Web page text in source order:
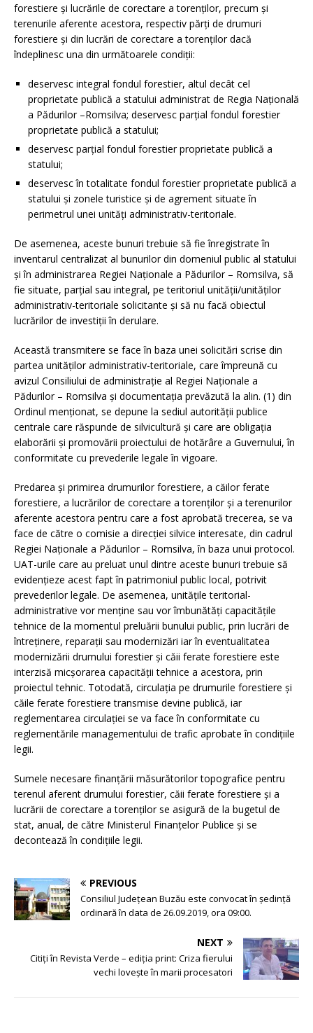
forestiere și lucrările de corectare a torenților, precum și
terenurile aferente acestora, respectiv părți de drumuri
forestiere și din lucrări de corectare a torenților dacă
îndeplinesc una din următoarele condiții:
deservesc integral fondul forestier, altul decât cel
proprietate publică a statului administrat de Regia Națională
a Pădurilor –Romsilva; deservesc parțial fondul forestier
proprietate publică a statului;
deservesc parțial fondul forestier proprietate publică a
statului;
deservesc în totalitate fondul forestier proprietate publică a
statului și zonele turistice și de agrement situate în
perimetrul unei unități administrativ-teritoriale.
De asemenea, aceste bunuri trebuie să fie înregistrate în
inventarul centralizat al bunurilor din domeniul public al statului
și în administrarea Regiei Naționale a Pădurilor – Romsilva, să
fie situate, parțial sau integral, pe teritoriul unității/unităților
administrativ-teritoriale solicitante și să nu facă obiectul
lucrărilor de investiții în derulare.
Această transmitere se face în baza unei solicitări scrise din
partea unităților administrativ-teritoriale, care împreună cu
avizul Consiliului de administrație al Regiei Naționale a
Pădurilor – Romsilva și documentația prevăzută la alin. (1) din
Ordinul menționat, se depune la sediul autorității publice
centrale care răspunde de silvicultură și care are obligația
elaborării și promovării proiectului de hotărâre a Guvernului, în
conformitate cu prevederile legale în vigoare.
Predarea și primirea drumurilor forestiere, a căilor ferate
forestiere, a lucrărilor de corectare a torenților și a terenurilor
aferente acestora pentru care a fost aprobată trecerea, se va
face de către o comisie a direcției silvice interesate, din cadrul
Regiei Naționale a Pădurilor – Romsilva, în baza unui protocol.
UAT-urile care au preluat unul dintre aceste bunuri trebuie să
evidențieze acest fapt în patrimoniul public local, potrivit
prevederilor legale. De asemenea, unitățile teritorial-
administrative vor menține sau vor îmbunătăți capacitățile
tehnice de la momentul preluării bunului public, prin lucrări de
întreținere, reparații sau modernizări iar în eventualitatea
modernizării drumului forestier și căii ferate forestiere este
interzisă micșorarea capacității tehnice a acestora, prin
proiectul tehnic. Totodată, circulația pe drumurile forestiere și
căile ferate forestiere transmise devine publică, iar
reglementarea circulației se va face în conformitate cu
reglementările managementului de trafic aprobate în condițiile
legii.
Sumele necesare finanțării măsurătorilor topografice pentru
terenul aferent drumului forestier, căii ferate forestiere și a
lucrării de corectare a torenților se asigură de la bugetul de
stat, anual, de către Ministerul Finanțelor Publice și se
decontează în condițiile legii.
PREVIOUS
Consiliul Județean Buzău este convocat în ședință
ordinară în data de 26.09.2019, ora 09:00.
NEXT
Citiți în Revista Verde – ediția print: Criza fierului
vechi lovește în marii procesatori